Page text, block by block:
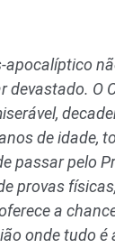
apocalíptico
devastado. O
de idade,
passar pelo
provas
a
onde tudo é